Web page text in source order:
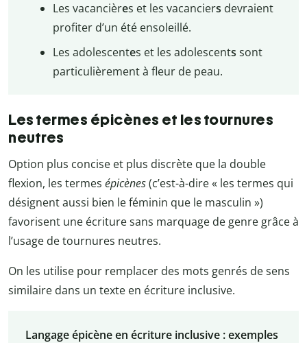
Les vacancières et les vacanciers devraient
profiter d’un été ensoleillé.
Les adolescentes et les adolescents sont
particulièrement à fleur de peau.
Les termes épicènes et les tournures
neutres
Option plus concise et plus discrète que la double
flexion, les termes épicènes(c’est-à-dire « les termes qui
désignent aussi bien le féminin que le masculin »)
favorisent une écriture sans marquage de genre grâce à
l’usage de tournures neutres.
On les utilise pour remplacer des mots genrés de sens
similaire dans un texte en écriture inclusive.
Langage épicène en écriture inclusive : exemples